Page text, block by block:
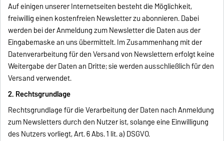
Auf einigen unserer Internetseiten besteht die Möglichkeit,
freiwillig einen kostenfreien Newsletter zu abonnieren. Dabei
werden bei der Anmeldung zum Newsletter die Daten aus der
Eingabemaske an uns übermittelt. Im Zusammenhang mit der
Datenverarbeitung für den Versand von Newslettern erfolgt keine
Weitergabe der Daten an Dritte; sie werden ausschließlich für den
Versand verwendet.
2. Rechtsgrundlage
Rechtsgrundlage für die Verarbeitung der Daten nach Anmeldung
zum Newsletters durch den Nutzer ist, solange eine Einwilligung
des Nutzers vorliegt, Art. 6 Abs. 1 lit. a) DSGVO.